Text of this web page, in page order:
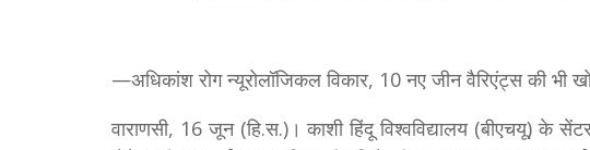
—अधिकांश रोग न्यूरोलॉजिकल विकार, 10 नए जीन वैरिएंट्स की भी
वाराणसी, 16 जून (हि.स.)। काशी हिंदू विश्वविद्यालय (बीएचयू) के